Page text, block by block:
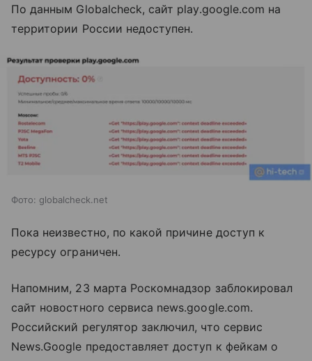
По данным Globalcheck, сайт play.google.com на
территории России недоступен.
Фото: globalcheck.net
Пока неизвестно, по какой причине доступ к
ресурсу ограничен.
Напомним, 23 марта Роскомнадзор заблокировал
сайт новостного сервиса news.google.com.
Российский регулятор заключил, что сервис
News.Google предоставляет доступ к фейкам о